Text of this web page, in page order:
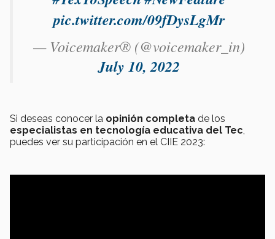
pic.twitter.com/09fDysLgMr
— Voicemaker® (@voicemaker_in)
July 10, 2022
Si deseas conocer la opinión completa de los
especialistas en tecnología educativa del Tec,
puedes ver su participación en el CIIE 2023: